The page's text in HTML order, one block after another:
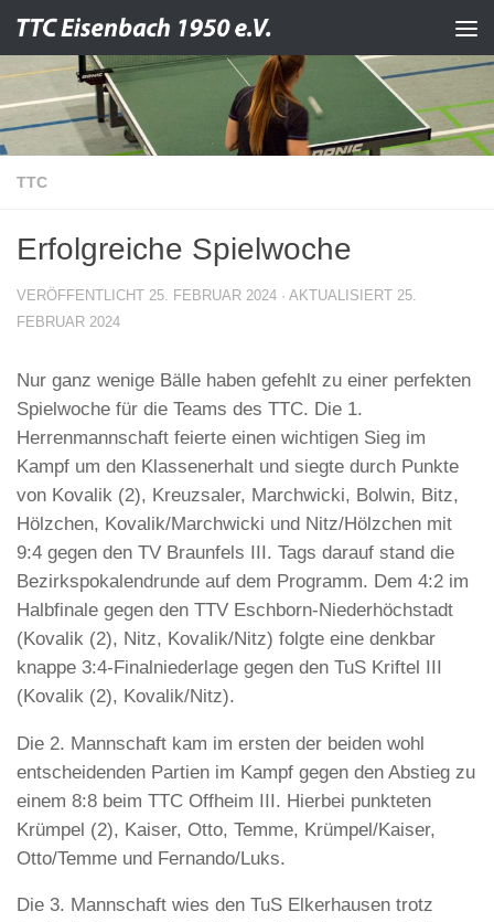
Zum Inhalt springen
TTC
Erfolgreiche Spielwoche
VERÖFFENTLICHT 25. FEBRUAR 2024 · AKTUALISIERT 25.
FEBRUAR 2024
Nur ganz wenige Bälle haben gefehlt zu einer perfekten
Spielwoche für die Teams des TTC. Die 1.
Herrenmannschaft feierte einen wichtigen Sieg im
Kampf um den Klassenerhalt und siegte durch Punkte
von Kovalik (2), Kreuzsaler, Marchwicki, Bolwin, Bitz,
Hölzchen, Kovalik/Marchwicki und Nitz/Hölzchen mit
9:4 gegen den TV Braunfels III. Tags darauf stand die
Bezirkspokalendrunde auf dem Programm. Dem 4:2 im
Halbfinale gegen den TTV Eschborn-Niederhöchstadt
(Kovalik (2), Nitz, Kovalik/Nitz) folgte eine denkbar
knappe 3:4-Finalniederlage gegen den TuS Kriftel III
(Kovalik (2), Kovalik/Nitz).
Die 2. Mannschaft kam im ersten der beiden wohl
entscheidenden Partien im Kampf gegen den Abstieg zu
einem 8:8 beim TTC Offheim III. Hierbei punkteten
Krümpel (2), Kaiser, Otto, Temme, Krümpel/Kaiser,
Otto/Temme und Fernando/Luks.
Die 3. Mannschaft wies den TuS Elkerhausen trotz